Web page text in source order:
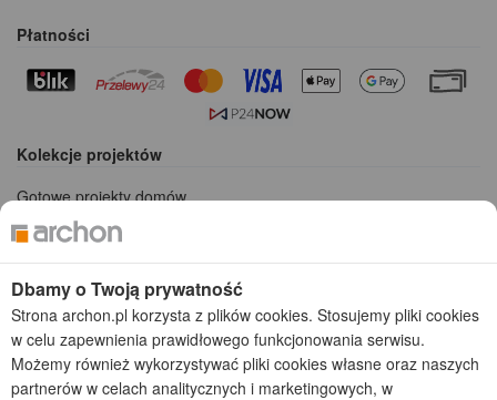
Płatności
Kolekcje projektów
Gotowe projekty domów
Projekty domów tanich w budowie
Projekty domów szeregowych
Projekty małych domów (do 150 m2)
Projekty domów wielorodzinnych
Projekty domów bliźniaczych
Projekty domów nowoczesnych
Projekty domów parterowych
Dbamy o Twoją prywatność
Strona archon.pl korzysta z plików cookies. Stosujemy pliki cookies
w celu zapewnienia prawidłowego funkcjonowania serwisu.
Możemy również wykorzystywać pliki cookies własne oraz naszych
partnerów w celach analitycznych i marketingowych, w